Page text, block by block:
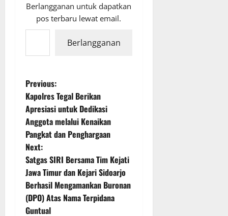
Berlangganan untuk dapatkan
pos terbaru lewat email.
Ketikkan email Anda...
Berlangganan
P
o
s
t
n
a
Previous:
Kapolres Tegal Berikan
Apresiasi untuk Dedikasi
Anggota melalui Kenaikan
Pangkat dan Penghargaan
Next:
Satgas SIRI Bersama Tim Kejati
Jawa Timur dan Kejari Sidoarjo
Berhasil Mengamankan Buronan
(DPO) Atas Nama Terpidana
Guntual